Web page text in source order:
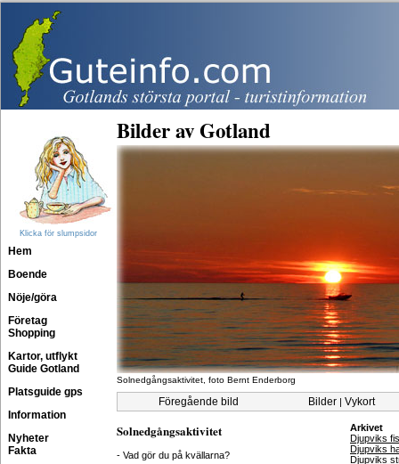
Klicka för slumpsidor
Hem
Boende
Nöje/göra
Företag
Shopping
Kartor, utflykt
Guide Gotland
Platsguide gps
Information
Nyheter
Fakta
Bilder av Gotland
Solnedgångsaktivitet, foto Bernt Enderborg
Föregående bild Bilder | Vykort
Solnedgångsaktivitet
- Vad gör du på kvällarna?
Arkivet
Djupviks
Djupviks
Djupviks